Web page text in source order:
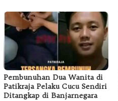
Pembunuhan Dua Wanita di
Patikraja Pelaku Cucu Sendiri
Ditangkap di Banjarnegara